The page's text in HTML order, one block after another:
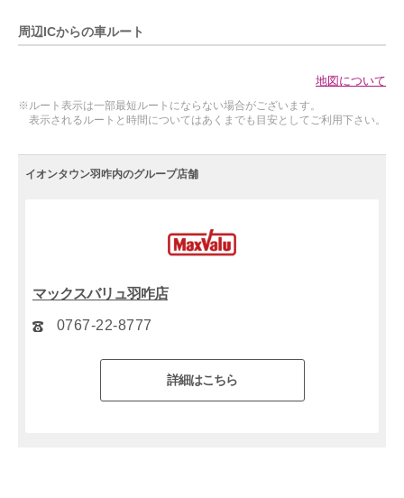
周辺ICからの車ルート
地図について
※ルート表示は一部最短ルートにならない場合がございます。
表示されるルートと時間についてはあくまでも目安としてご利用下さい。
イオンタウン羽咋内のグループ店舗
マックスバリュ羽咋店
0767-22-8777
詳細はこちら